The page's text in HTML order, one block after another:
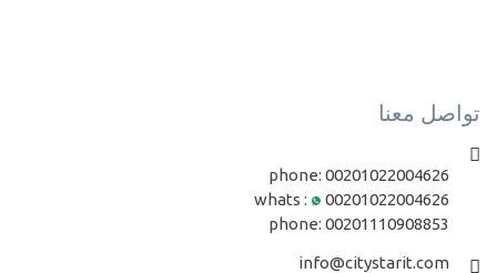
تواصل معنا
phone: 00201022004626
whats :
00201022004626
phone: 00201110908853
info@citystarit.com